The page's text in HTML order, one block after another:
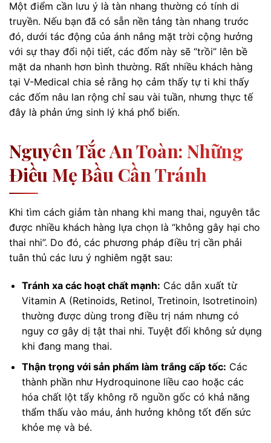
Một điểm cần lưu ý là tàn nhang thường có tính di
truyền. Nếu bạn đã có sẵn nền tảng tàn nhang trước
đó, dưới tác động của ánh nắng mặt trời cộng hưởng
với sự thay đổi nội tiết, các đốm này sẽ “trồi” lên bề
mặt da nhanh hơn bình thường. Rất nhiều khách hàng
tại V-Medical chia sẻ rằng họ cảm thấy tự ti khi thấy
các đốm nâu lan rộng chỉ sau vài tuần, nhưng thực tế
đây là phản ứng sinh lý khá phổ biến.
Nguyên Tắc An Toàn: Những
Điều Mẹ Bầu Cần Tránh
Khi tìm cách giảm tàn nhang khi mang thai, nguyên tắc
được nhiều khách hàng lựa chọn là “không gây hại cho
thai nhi”. Do đó, các phương pháp điều trị cần phải
tuân thủ các lưu ý nghiêm ngặt sau:
Tránh xa các hoạt chất mạnh: Các dẫn xuất từ
Vitamin A (Retinoids, Retinol, Tretinoin, Isotretinoin)
thường được dùng trong điều trị nám nhưng có
nguy cơ gây dị tật thai nhi. Tuyệt đối không sử dụng
khi đang mang thai.
Thận trọng với sản phẩm làm trắng cấp tốc: Các
thành phần như Hydroquinone liều cao hoặc các
hóa chất lột tẩy không rõ nguồn gốc có khả năng
thẩm thấu vào máu, ảnh hưởng không tốt đến sức
khỏe mẹ và bé.